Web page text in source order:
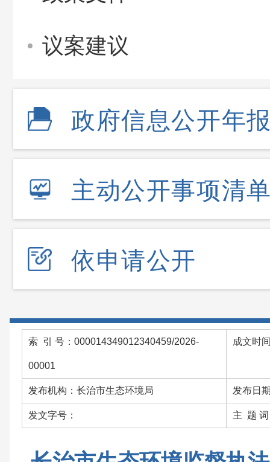
议案建议
政府信息公开年
主动公开事项清
依申请公开
索 引 号：000014349012340459/2026-
00001
成文时
发布机构：长治市生态环境局 发布日
发文字号： 主 题 词